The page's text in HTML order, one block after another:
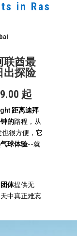
in Ras
联酋最
出探险
起
距离迪拜
的路程，从
也很方便，它
球体验--就
体提供无
中真正难忘